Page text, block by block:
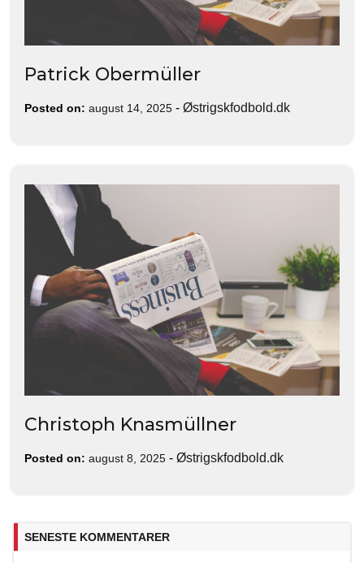
Patrick Obermüller
Posted on: august 14, 2025 - Østrigskfodbold.dk
Christoph Knasmüllner
Posted on: august 8, 2025 - Østrigskfodbold.dk
SENESTE KOMMENTARER